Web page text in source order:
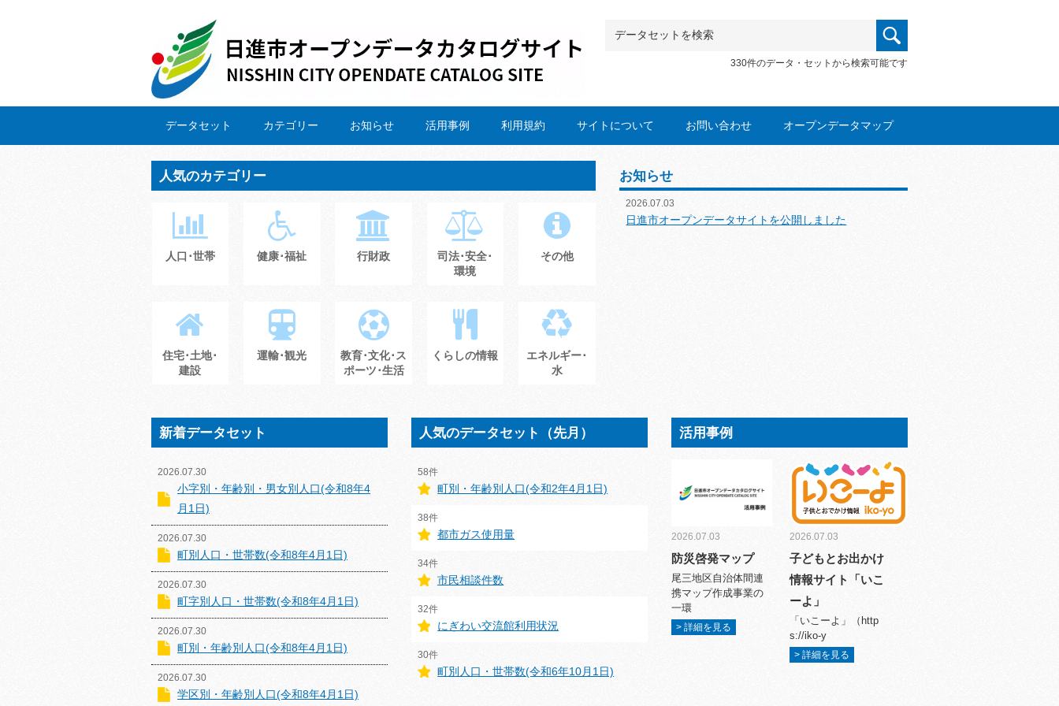
330件のデータ・セットから検索可能です
データセット カテゴリー お知らせ 活用事例 利用規約 サイトについて お問い合わせ オープンデータマップ
人気のカテゴリー
人口･世帯 健康･福祉 行財政
司法･安全･
環境
その他
住宅･土地･
建設
運輸･観光
教育･文化･ス
ポーツ･生活
くらしの情報
エネルギー･
水
お知らせ
2026.07.03
日進市オープンデータサイトを公開しました
新着データセット
2026.07.30
小字別・年齢別・男女別人口(令和8年4
月1日)
2026.07.30
町別人口・世帯数(令和8年4月1日)
2026.07.30
町字別人口・世帯数(令和8年4月1日)
2026.07.30
町別・年齢別人口(令和8年4月1日)
2026.07.30
学区別・年齢別人口(令和8年4月1日)
人気のデータセット（先月）
58件
町別・年齢別人口(令和2年4月1日)
38件
都市ガス使用量
34件
市民相談件数
32件
にぎわい交流館利用状況
30件
町別人口・世帯数(令和6年10月1日)
活用事例
2026.07.03
防災啓発マップ
尾三地区自治体間連
携マップ作成事業の
一環
> 詳細を見る
2026.07.03
子どもとお出かけ
情報サイト「いこ
ーよ」
「いこーよ」（http
s://iko-y
> 詳細を見る